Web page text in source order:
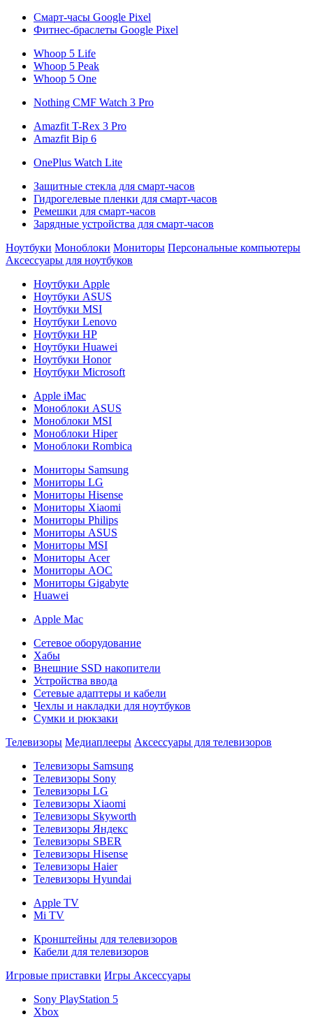
Смарт-часы Google Pixel
Фитнес-браслеты Google Pixel
Whoop 5 Life
Whoop 5 Peak
Whoop 5 One
Nothing CMF Watch 3 Pro
Amazfit T-Rex 3 Pro
Amazfit Bip 6
OnePlus Watch Lite
Защитные стекла для смарт-часов
Гидрогелевые пленки для смарт-часов
Ремешки для смарт-часов
Зарядные устройства для смарт-часов
Ноутбуки Моноблоки Мониторы Персональные компьютеры
Аксессуары для ноутбуков
Ноутбуки Apple
Ноутбуки ASUS
Ноутбуки MSI
Ноутбуки Lenovo
Ноутбуки HP
Ноутбуки Huawei
Ноутбуки Honor
Ноутбуки Microsoft
Apple iMac
Моноблоки ASUS
Моноблоки MSI
Моноблоки Hiper
Моноблоки Rombica
Мониторы Samsung
Мониторы LG
Мониторы Hisense
Мониторы Xiaomi
Мониторы Philips
Мониторы ASUS
Мониторы MSI
Мониторы Acer
Мониторы AOC
Мониторы Gigabyte
Huawei
Apple Mac
Сетевое оборудование
Хабы
Внешние SSD накопители
Устройства ввода
Сетевые адаптеры и кабели
Чехлы и накладки для ноутбуков
Сумки и рюкзаки
Телевизоры Медиаплееры Аксессуары для телевизоров
Телевизоры Samsung
Телевизоры Sony
Телевизоры LG
Телевизоры Xiaomi
Телевизоры Skyworth
Телевизоры Яндекс
Телевизоры SBER
Телевизоры Hisense
Телевизоры Haier
Телевизоры Hyundai
Apple TV
Mi TV
Кронштейны для телевизоров
Кабели для телевизоров
Игровые приставки Игры Аксессуары
Sony PlayStation 5
Xbox